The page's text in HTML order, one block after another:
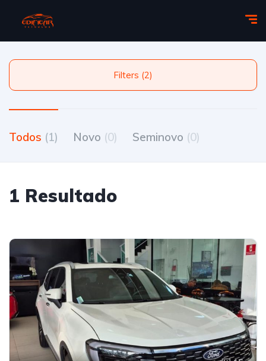
Filters (2)
Todos (1) Novo (0) Seminovo (0)
1 Resultado